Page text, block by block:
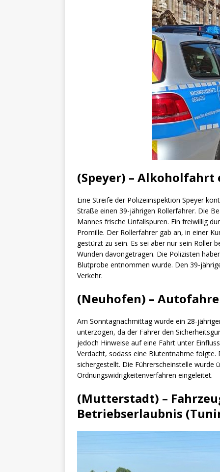
[ 29. März 2024 ] Polizei /
(Speyer) –
Eine Streife der Polizeiinspektion Speyer
Straße einen 39-jährigen Rollerfahrer. Die
Mannes frische Unfallspuren. Ein freiwillig
Promille. Der Rollerfahrer gab an, in einer
gestürzt zu sein. Es sei aber nur sein Roller
Wunden davongetragen. Die Polizisten
Blutprobe entnommen wurde. Den 39-
Verkehr.
(Neuhofen) –
Am Sonntagnachmittag wurde ein 28-
unterzogen, da der Fahrer den
jedoch Hinweise auf eine Fahrt unter
Verdacht, sodass eine Blutentnahme
sichergestellt. Die Führerscheinstelle wurde
Ordnungswidrigkeitenverfahren eingeleitet.
(Mutterstadt) –
Betriebserlaubnis